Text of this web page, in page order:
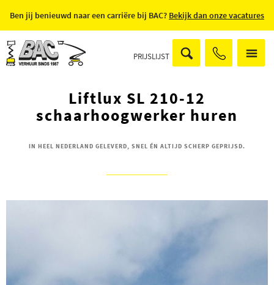
Ben jij benieuwd naar een carriëre bij BAC? Bekijk dan onze vacatures
PRIJSLIJST
Liftlux SL 210-12
schaarhoogwerker huren
IN HEEL NEDERLAND GELEVERD, SNEL ÉN ALTIJD SCHERP GEPRIJSD.